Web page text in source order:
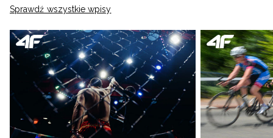
Sprawdź wszystkie wpisy